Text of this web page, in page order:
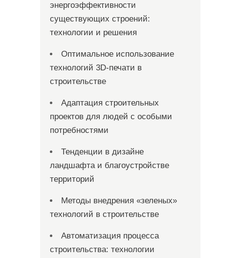
энергоэффективности
существующих строений:
технологии и решения
Оптимальное использование
технологий 3D-печати в
строительстве
Адаптация строительных
проектов для людей с особыми
потребностями
Тенденции в дизайне
ландшафта и благоустройстве
территорий
Методы внедрения «зеленых»
технологий в строительстве
Автоматизация процесса
строительства: технологии